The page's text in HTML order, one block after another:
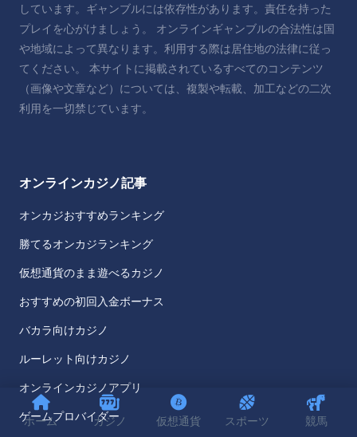
ホーム カジノ 仮想通貨 スポーツ 競馬
しています。ギャンブルには依存性があります。責任を持った
プレイを心がけましょう。 オンラインギャンブルの合法性は国
や地域によって異なります。利用する際は居住地の法律に従っ
てください。 本サイトに掲載されているすべてのコンテンツ
（画像や文章など）については、複製や転載、加工などの二次
利用を一切禁じています。
オンラインカジノ記事
オンカジおすすめランキング
勝てるオンカジランキング
仮想通貨のまま遊べるカジノ
おすすめの初回入金ボーナス
バカラ向けカジノ
ルーレット向けカジノ
オンラインカジノアプリ
ゲームプロバイダー